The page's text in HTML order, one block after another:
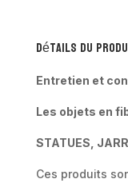
Détails du
Entretien et
Les objets en
STATUES,
Ces produits